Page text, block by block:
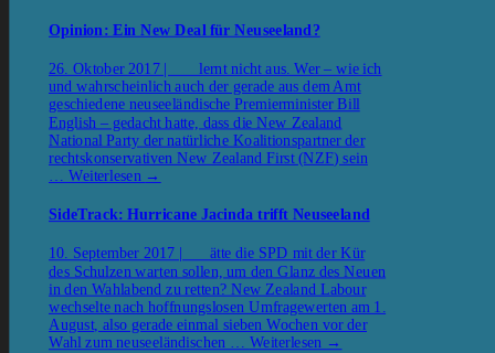
Opinion: Ein New Deal für Neuseeland?
26. Oktober 2017 | lernt nicht aus. Wer – wie ich
und wahrscheinlich auch der gerade aus dem Amt
geschiedene neuseeländische Premierminister Bill
English – gedacht hatte, dass die New Zealand
National Party der natürliche Koalitionspartner der
rechtskonservativen New Zealand First (NZF) sein
Weiterlesen →
SideTrack: Hurricane Jacinda trifft Neuseeland
10. September 2017 | ätte die SPD mit der Kür
des Schulzen warten sollen, um den Glanz des Neuen
in den Wahlabend zu retten? New Zealand Labour
wechselte nach hoffnungslosen Umfragewerten am 1.
August, also gerade einmal sieben Wochen vor der
Wahl zum neuseeländischen … Weiterlesen →